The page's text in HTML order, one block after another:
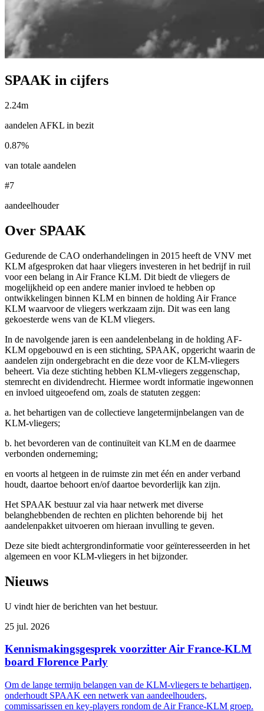
SPAAK in cijfers
2.24m
aandelen AFKL in bezit
0.87%
van totale aandelen
#7
aandeelhouder
Over SPAAK
Gedurende de CAO onderhandelingen in 2015 heeft de VNV met
KLM afgesproken dat haar vliegers investeren in het bedrijf in ruil
voor een belang in Air France KLM. Dit biedt de vliegers de
mogelijkheid op een andere manier invloed te hebben op
ontwikkelingen binnen KLM en binnen de holding Air France
KLM waarvoor de vliegers werkzaam zijn. Dit was een lang
gekoesterde wens van de KLM vliegers.
In de navolgende jaren is een aandelenbelang in de holding AF-
KLM opgebouwd en is een stichting, SPAAK, opgericht waarin de
aandelen zijn ondergebracht en die deze voor de KLM-vliegers
beheert. Via deze stichting hebben KLM-vliegers zeggenschap,
stemrecht en dividendrecht. Hiermee wordt informatie ingewonnen
en invloed uitgeoefend om, zoals de statuten zeggen:
a. het behartigen van de collectieve langetermijnbelangen van de
KLM-vliegers;
b. het bevorderen van de continuïteit van KLM en de daarmee
verbonden onderneming;
en voorts al hetgeen in de ruimste zin met één en ander verband
houdt, daartoe behoort en/of daartoe bevorderlijk kan zijn.
Het SPAAK bestuur zal via haar netwerk met diverse
belanghebbenden de rechten en plichten behorende bij het
aandelenpakket uitvoeren om hieraan invulling te geven.
Deze site biedt achtergrondinformatie voor geïnteresseerden in het
algemeen en voor KLM-vliegers in het bijzonder.
Nieuws
U vindt hier de berichten van het bestuur.
25 jul. 2026
Kennismakingsgesprek voorzitter Air France-KLM
board Florence Parly
Om de lange termijn belangen van de KLM-vliegers te behartigen,
onderhoudt SPAAK een netwerk van aandeelhouders,
commissarissen en key-players rondom de Air France-KLM groep.